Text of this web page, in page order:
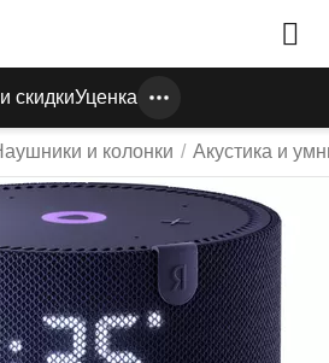
скидкиУценка
и колонки / Акустика и